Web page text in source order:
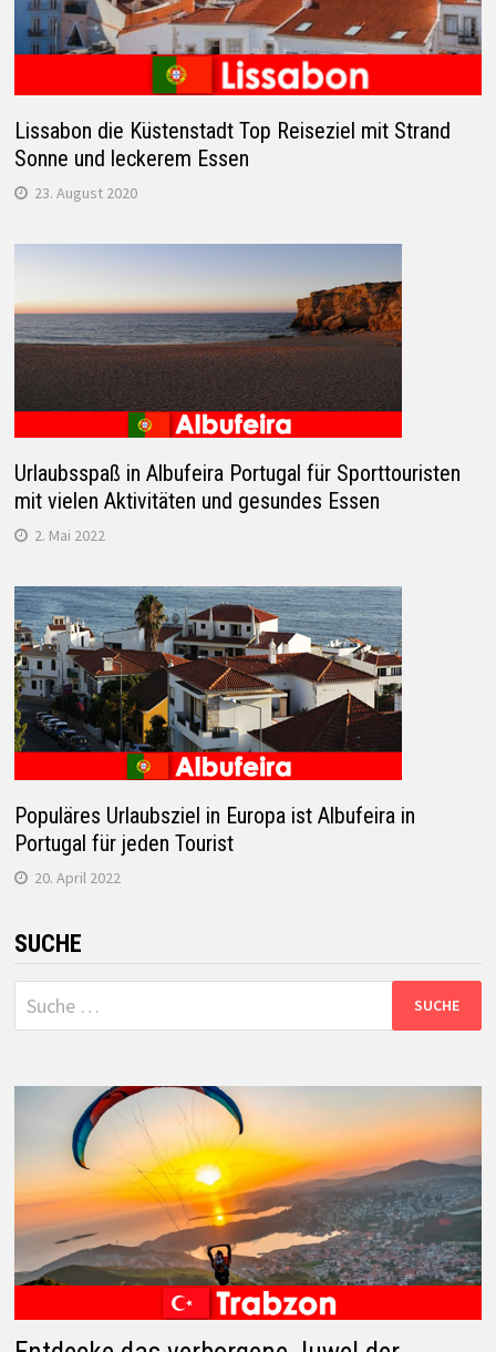
Lissabon die Küstenstadt Top Reiseziel mit Strand
Sonne und leckerem Essen
23. August 2020
Urlaubsspaß in Albufeira Portugal für Sporttouristen
mit vielen Aktivitäten und gesundes Essen
2. Mai 2022
Populäres Urlaubsziel in Europa ist Albufeira in
Portugal für jeden Tourist
20. April 2022
SUCHE
Suche
nach: